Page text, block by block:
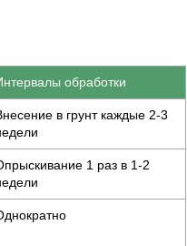
обработки
в грунт каждые 2-3
1 раз в 1-2